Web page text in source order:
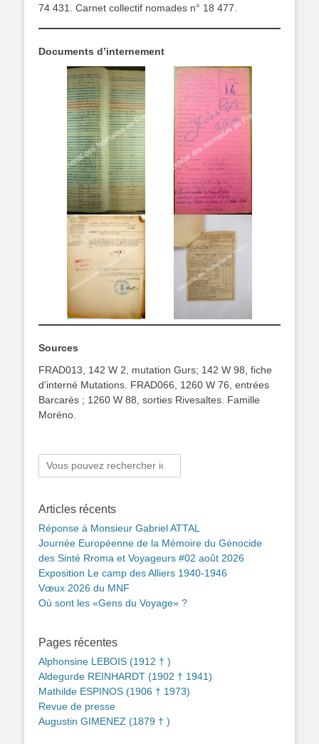
74 431. Carnet collectif nomades n° 18 477.
Documents d’internement
Sources
FRAD013, 142 W 2, mutation Gurs; 142 W 98, fiche
d’interné Mutations. FRAD066, 1260 W 76, entrées
Barcarès ; 1260 W 88, sorties Rivesaltes. Famille
Moréno.
Rechercher :
Articles récents
Réponse à Monsieur Gabriel ATTAL
Journée Européenne de la Mémoire du Génocide
des Sinté Rroma et Voyageurs #02 août 2026
Exposition Le camp des Alliers 1940-1946
Vœux 2026 du MNF
Où sont les «Gens du Voyage» ?
Pages récentes
Alphonsine LEBOIS (1912 † )
Aldegurde REINHARDT (1902 † 1941)
Mathilde ESPINOS (1906 † 1973)
Revue de presse
Augustin GIMENEZ (1879 † )